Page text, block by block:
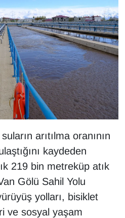
arıtılma oranının
kaydeden
219 bin metreküp atık
Gölü Sahil Yolu
yolları, bisiklet
ve sosyal yaşam